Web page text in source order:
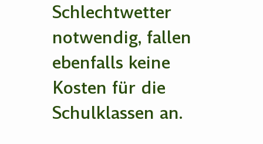
Schlechtwetter
notwendig, fallen
ebenfalls keine
Kosten für die
Schulklassen an.